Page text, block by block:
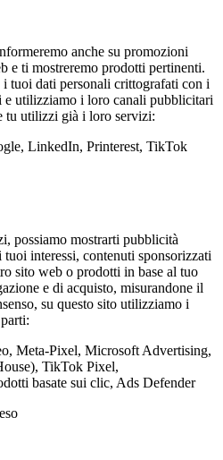
anche su promozioni
e ti mostreremo prodotti pertinenti.
tuoi dati personali crittografati con i
e utilizziamo i loro canali pubblicitari
tu utilizzi già i loro servizi:
LinkedIn, Printerest, TikTok
possiamo mostrarti pubblicità
tuoi interessi, contenuti sponsorizzati
sito web o prodotti in base al tuo
e di acquisto, misurandone il
su questo sito utilizziamo i
Meta-Pixel, Microsoft Advertising,
TikTok Pixel,
basate sui clic, Ads Defender